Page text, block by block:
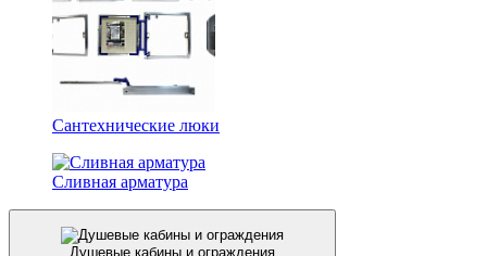
Сантехнические люки
Сливная арматура
Душевые кабины и ограждения